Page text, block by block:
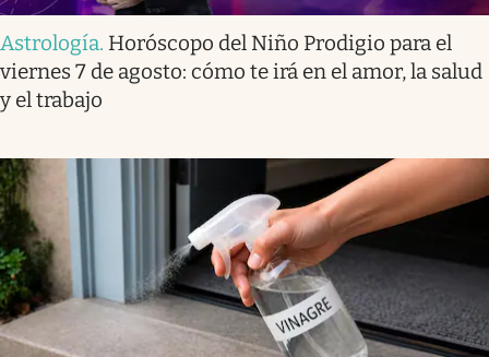
Astrología. Horóscopo del Niño Prodigio para el
viernes 7 de agosto: cómo te irá en el amor, la salud
y el trabajo